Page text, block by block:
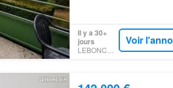
Il y a 30+
jours
Voir